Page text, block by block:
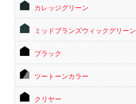
カレッジグリーン
ミッドブランズウィックグリーン
ブラック
ツートーンカラー
クリヤー